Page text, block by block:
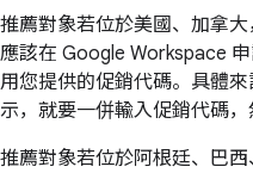
推薦對象若位於美國、加拿
應該在 Google Workspace
用您提供的促銷代碼。具體
示，就要一併輸入促銷代碼，
推薦對象若位於阿根廷、巴